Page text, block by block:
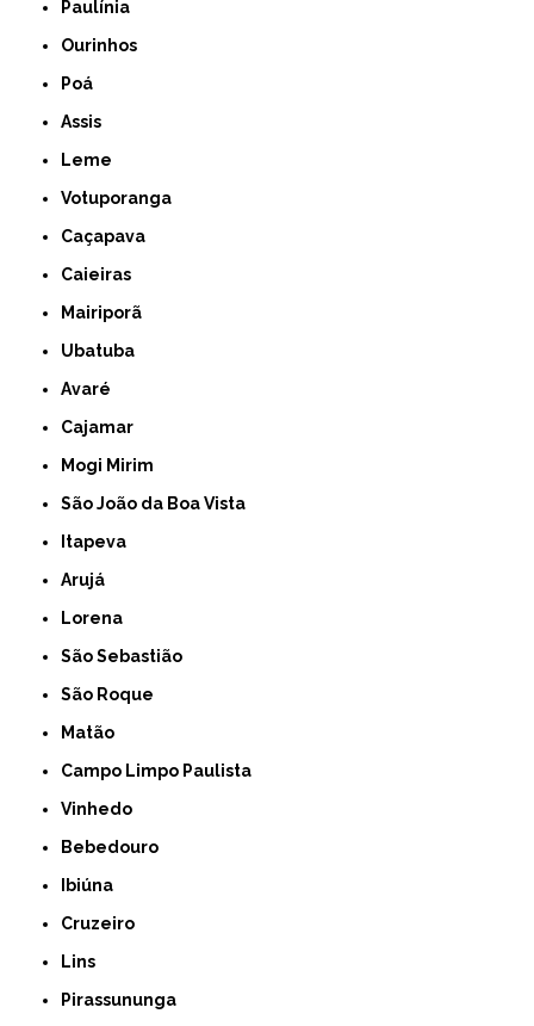
Paulínia
Ourinhos
Poá
Assis
Leme
Votuporanga
Caçapava
Caieiras
Mairiporã
Ubatuba
Avaré
Cajamar
Mogi Mirim
São João da Boa Vista
Itapeva
Arujá
Lorena
São Sebastião
São Roque
Matão
Campo Limpo Paulista
Vinhedo
Bebedouro
Ibiúna
Cruzeiro
Lins
Pirassununga